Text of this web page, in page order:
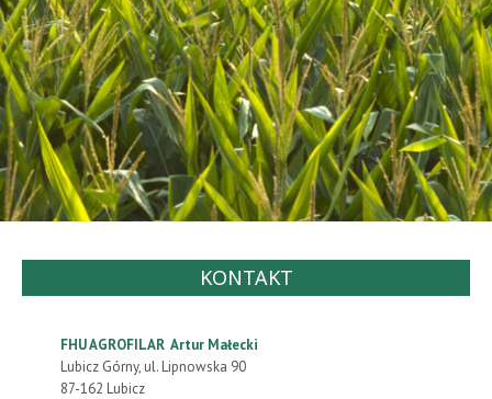
KONTAKT
FHU AGROFILAR Artur Małecki
Lubicz Górny, ul. Lipnowska 90
87-162 Lubicz